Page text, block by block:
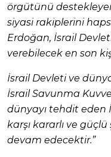
örgütünü
siyasi rakiplerini
Erdoğan, İsrail
verebilecek en son
İsrail Devleti ve
İsrail Savunma
dünyayı tehdit eden
karşı kararlı ve
devam edecektir.”